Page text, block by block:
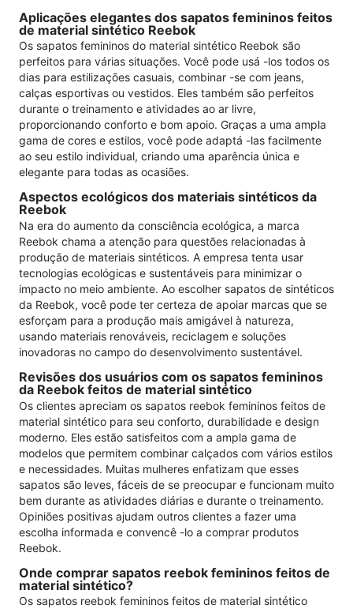
Aplicações elegantes dos sapatos femininos feitos
de material sintético Reebok
Os sapatos femininos do material sintético Reebok são
perfeitos para várias situações. Você pode usá -los todos os
dias para estilizações casuais, combinar -se com jeans,
calças esportivas ou vestidos. Eles também são perfeitos
durante o treinamento e atividades ao ar livre,
proporcionando conforto e bom apoio. Graças a uma ampla
gama de cores e estilos, você pode adaptá -las facilmente
ao seu estilo individual, criando uma aparência única e
elegante para todas as ocasiões.
Aspectos ecológicos dos materiais sintéticos da
Reebok
Na era do aumento da consciência ecológica, a marca
Reebok chama a atenção para questões relacionadas à
produção de materiais sintéticos. A empresa tenta usar
tecnologias ecológicas e sustentáveis ​​para minimizar o
impacto no meio ambiente. Ao escolher sapatos de sintéticos
da Reebok, você pode ter certeza de apoiar marcas que se
esforçam para a produção mais amigável à natureza,
usando materiais renováveis, reciclagem e soluções
inovadoras no campo do desenvolvimento sustentável.
Revisões dos usuários com os sapatos femininos
da Reebok feitos de material sintético
Os clientes apreciam os sapatos reebok femininos feitos de
material sintético para seu conforto, durabilidade e design
moderno. Eles estão satisfeitos com a ampla gama de
modelos que permitem combinar calçados com vários estilos
e necessidades. Muitas mulheres enfatizam que esses
sapatos são leves, fáceis de se preocupar e funcionam muito
bem durante as atividades diárias e durante o treinamento.
Opiniões positivas ajudam outros clientes a fazer uma
escolha informada e convencê -lo a comprar produtos
Reebok.
Onde comprar sapatos reebok femininos feitos de
material sintético?
Os sapatos reebok femininos feitos de material sintético